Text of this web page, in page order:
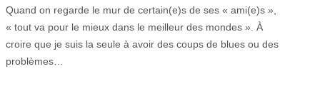
Quand on regarde le mur de certain(e)s de ses « ami(e)s »,
« tout va pour le mieux dans le meilleur des mondes ». À
croire que je suis la seule à avoir des coups de blues ou des
problèmes…